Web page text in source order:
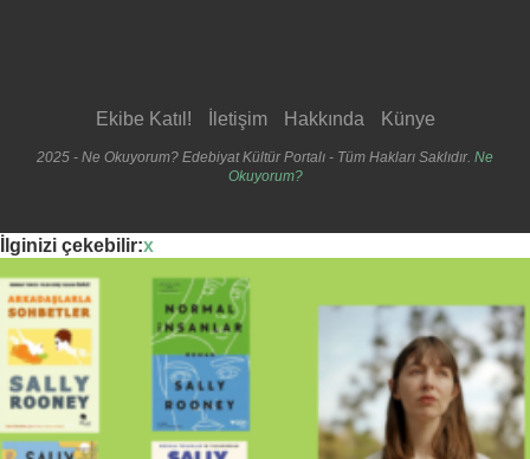
Ekibe Katıl! İletişim Hakkında Künye
2025 - Ne Okuyorum? Edebiyat Kültür Portalı - Tüm Hakları Saklıdır. Ne
Okuyorum?
İlginizi çekebilir:x